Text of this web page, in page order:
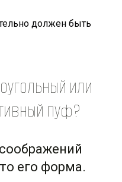
должен быть
или
пуф?
его форма.